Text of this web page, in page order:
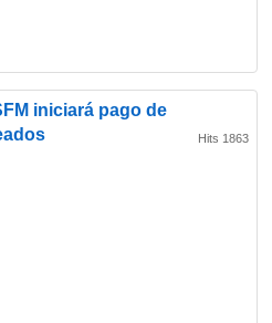
iniciará pago de
Hits 1863